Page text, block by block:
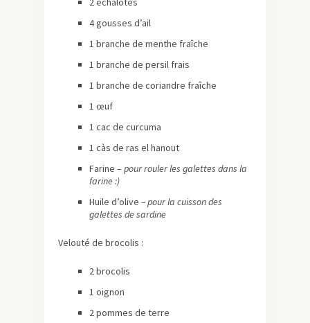
4 gousses d’ail
1 branche de menthe fraîche
1 branche de persil frais
1 branche de coriandre fraîche
1 œuf
1 cac de curcuma
1 càs de ras el hanout
Farine –pour rouler les galettes dans la
farine :)
Huile d’olive – pour la cuisson des
galettes de sardine
Velouté de brocolis :
2 brocolis
1 oignon
2 pommes de terre